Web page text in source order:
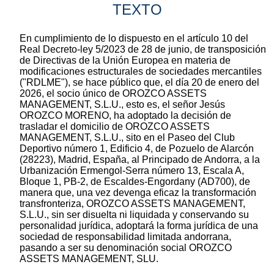
TEXTO
En cumplimiento de lo dispuesto en el artículo 10 del
Real Decreto-ley 5/2023 de 28 de junio, de transposición
de Directivas de la Unión Europea en materia de
modificaciones estructurales de sociedades mercantiles
("RDLME"), se hace público que, el día 20 de enero del
2026, el socio único de OROZCO ASSETS
MANAGEMENT, S.L.U., esto es, el señor Jesús
OROZCO MORENO, ha adoptado la decisión de
trasladar el domicilio de OROZCO ASSETS
MANAGEMENT, S.L.U., sito en el Paseo del Club
Deportivo número 1, Edificio 4, de Pozuelo de Alarcón
(28223), Madrid, España, al Principado de Andorra, a la
Urbanización Ermengol-Serra número 13, Escala A,
Bloque 1, PB-2, de Escaldes-Engordany (AD700), de
manera que, una vez devenga eficaz la transformación
transfronteriza, OROZCO ASSETS MANAGEMENT,
S.L.U., sin ser disuelta ni liquidada y conservando su
personalidad jurídica, adoptará la forma jurídica de una
sociedad de responsabilidad limitada andorrana,
pasando a ser su denominación social OROZCO
ASSETS MANAGEMENT, SLU.